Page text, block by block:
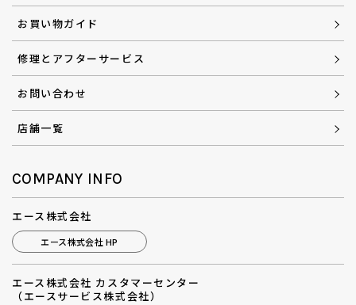
お買い物ガイド
修理とアフターサービス
お問い合わせ
店舗一覧
COMPANY INFO
エース株式会社
エース株式会社 HP
エース株式会社 カスタマーセンター
（エースサービス株式会社）